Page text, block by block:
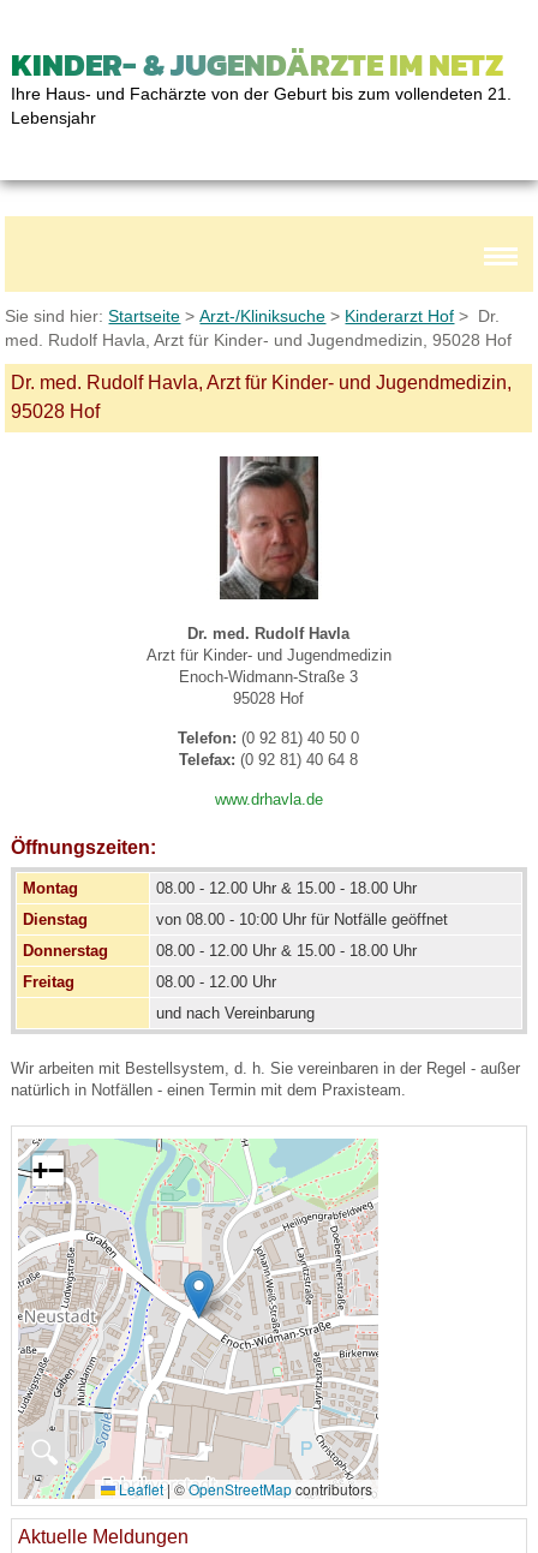
KINDER- & JUGENDÄRZTE IM NETZ
Ihre Haus- und Fachärzte von der Geburt bis zum vollendeten 21.
Lebensjahr
Sie sind hier:Startseite >Arzt-/Kliniksuche > Kinderarzt Hof > Dr.
med. Rudolf Havla, Arzt für Kinder- und Jugendmedizin, 95028 Hof
Dr. med. Rudolf Havla, Arzt für Kinder- und Jugendmedizin,
95028 Hof
Dr. med. Rudolf Havla
Arzt für Kinder- und Jugendmedizin
Enoch-Widmann-Straße 3
95028 Hof
Telefon: (0 92 81) 40 50 0
Telefax: (0 92 81) 40 64 8
www.drhavla.de
Öffnungszeiten:
Montag
08.00 - 12.00 Uhr & 15.00 - 18.00 Uhr
Dienstag
von 08.00 - 10:00 Uhr für Notfälle geöffnet
Donnerstag
08.00 - 12.00 Uhr & 15.00 - 18.00 Uhr
Freitag
08.00 - 12.00 Uhr
und nach Vereinbarung
Wir arbeiten mit Bestellsystem, d. h. Sie vereinbaren in der Regel - außer
natürlich in Notfällen - einen Termin mit dem Praxisteam.
🔍
+−
Leaflet|©OpenStreetMapcontributors
Aktuelle Meldungen